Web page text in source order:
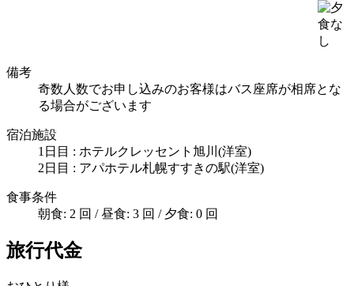
備考
奇数人数でお申し込みのお客様はバス座席が相席とな
る場合がございます
宿泊施設
1日目 : ホテルクレッセント旭川(洋室)
2日目 : アパホテル札幌すすきの駅(洋室)
食事条件
朝食: 2 回 / 昼食: 3 回 / 夕食: 0 回
旅行代金